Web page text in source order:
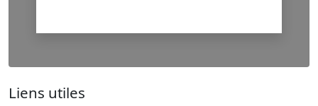
Liens utiles